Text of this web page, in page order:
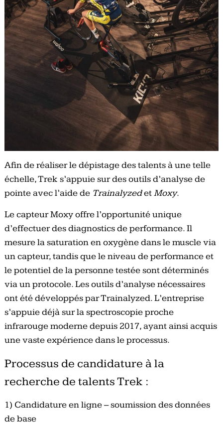
Afin de réaliser le dépistage des talents à une telle
échelle, Trek s’appuie sur des outils d’analyse de
pointe avec l’aide de TrainalyzedetMoxy.
Le capteur Moxy offre l’opportunité unique
d’effectuer des diagnostics de performance. Il
mesure la saturation en oxygène dans le muscle via
un capteur, tandis que le niveau de performance et
le potentiel de la personne testée sont déterminés
via un protocole. Les outils d’analyse nécessaires
ont été développés par Trainalyzed. L’entreprise
s’appuie déjà sur la spectroscopie proche
infrarouge moderne depuis 2017, ayant ainsi acquis
une vaste expérience dans le processus.
Processus de candidature à la
recherche de talents Trek :
1) Candidature en ligne – soumission des données
de base